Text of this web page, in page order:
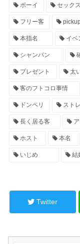
ボーイ セックス
フリー客
本指名 イベ
シャンパン
プレゼント 太
客のフトコロ事情
ドンペリ スト
長く居る客
ホスト 本名
いじめ 結
Twitter